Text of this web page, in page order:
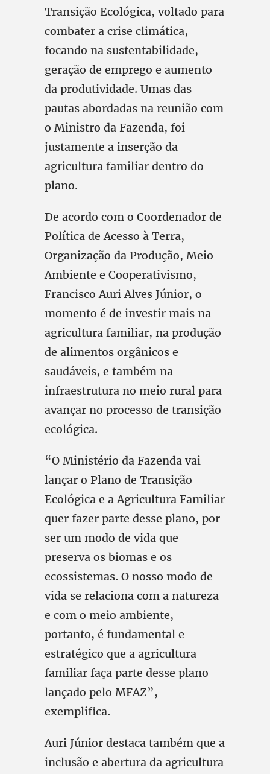
Transição Ecológica, voltado para
combater a crise climática,
focando na sustentabilidade,
geração de emprego e aumento
da produtividade. Umas das
pautas abordadas na reunião com
o Ministro da Fazenda, foi
justamente a inserção da
agricultura familiar dentro do
plano.
De acordo com o Coordenador de
Política de Acesso à Terra,
Organização da Produção, Meio
Ambiente e Cooperativismo,
Francisco Auri Alves Júnior, o
momento é de investir mais na
agricultura familiar, na produção
de alimentos orgânicos e
saudáveis, e também na
infraestrutura no meio rural para
avançar no processo de transição
ecológica.
“O Ministério da Fazenda vai
lançar o Plano de Transição
Ecológica e a Agricultura Familiar
quer fazer parte desse plano, por
ser um modo de vida que
preserva os biomas e os
ecossistemas. O nosso modo de
vida se relaciona com a natureza
e com o meio ambiente,
portanto, é fundamental e
estratégico que a agricultura
familiar faça parte desse plano
lançado pelo MFAZ”,
exemplifica.
Auri Júnior destaca também que a
inclusão e abertura da agricultura